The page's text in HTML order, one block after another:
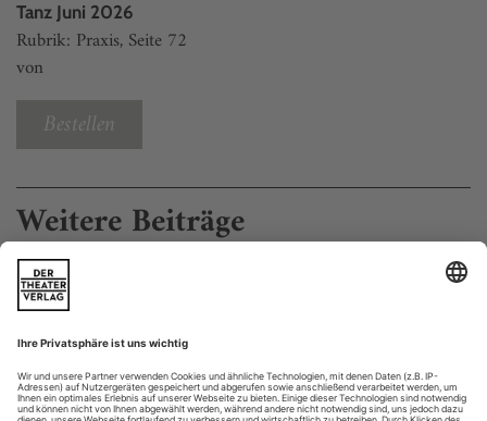
Tanz Juni 2026
Rubrik: Praxis, Seite 72
von
Bestellen
Weitere Beiträge
Warme Strenge
In «Opus» lässt Christos Papadopoulos die Tänzer*innen des Opera
Eine nackte Glühbirne hängt mittig über der weißen Bühne
des Opernhauses in Antwerpen. Sie ist das einzige Objekt im